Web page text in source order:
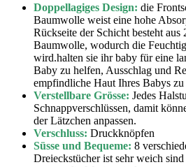
Doppellagiges Design: die
Baumwolle weist eine hohe
Rückseite der Schicht besteht
Baumwolle, wodurch die
wird.halten sie ihr baby für eine
Baby zu helfen, Ausschlag und
empfindliche Haut Ihres Babys zu
Verstellbare Grösse: Jedes
Schnappverschlüssen, damit
der Lätzchen anpassen.
Verschluss: Druckknöpfen
Süsse und Bequeme: 8
Dreieckstücher ist sehr weich